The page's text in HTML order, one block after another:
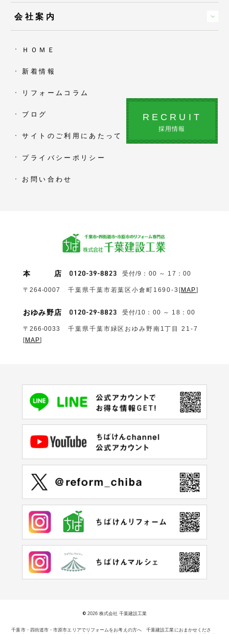
会社案内
ＨＯＭＥ
新着情報
リフォームコラム
ブログ
サイトのご利用にあたって
プライバシーポリシー
お問い合わせ
RECRUIT
採用情報
本 店 受付/9：00 ～ 17：00
〒264-0007 千葉県千葉市若葉区小倉町1690‐3 [MAP]
おゆみ野店 受付/10：00 ～ 18：00
〒266-0033
千葉県千葉市緑区おゆみ野南1丁目 21-7
[MAP]
千葉市・四街道市・市原市エリアでリフォームをお考えの方へ 千葉建設工業におまかせくださ
© 2026 株式会社 千葉建設工業